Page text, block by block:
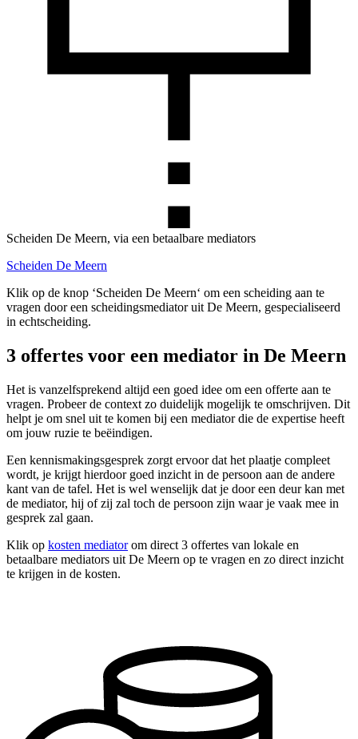
Scheiden De Meern, via een betaalbare mediators
Scheiden De Meern
Klik op de knop ‘Scheiden De Meern‘ om een scheiding aan te
vragen door een scheidingsmediator uit De Meern, gespecialiseerd
in echtscheiding.
3 offertes voor een mediator in De Meern
Het is vanzelfsprekend altijd een goed idee om een offerte aan te
vragen. Probeer de context zo duidelijk mogelijk te omschrijven. Dit
helpt je om snel uit te komen bij een mediator die de expertise heeft
om jouw ruzie te beëindigen.
Een kennismakingsgesprek zorgt ervoor dat het plaatje compleet
wordt, je krijgt hierdoor goed inzicht in de persoon aan de andere
kant van de tafel. Het is wel wenselijk dat je door een deur kan met
de mediator, hij of zij zal toch de persoon zijn waar je vaak mee in
gesprek zal gaan.
Klik op kosten mediatorom direct 3 offertes van lokale en
betaalbare mediators uit De Meern op te vragen en zo direct inzicht
te krijgen in de kosten.